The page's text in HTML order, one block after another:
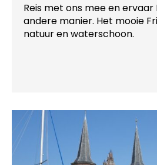
Reis met ons mee en
andere manier. Het mooie
natuur en waterschoon.